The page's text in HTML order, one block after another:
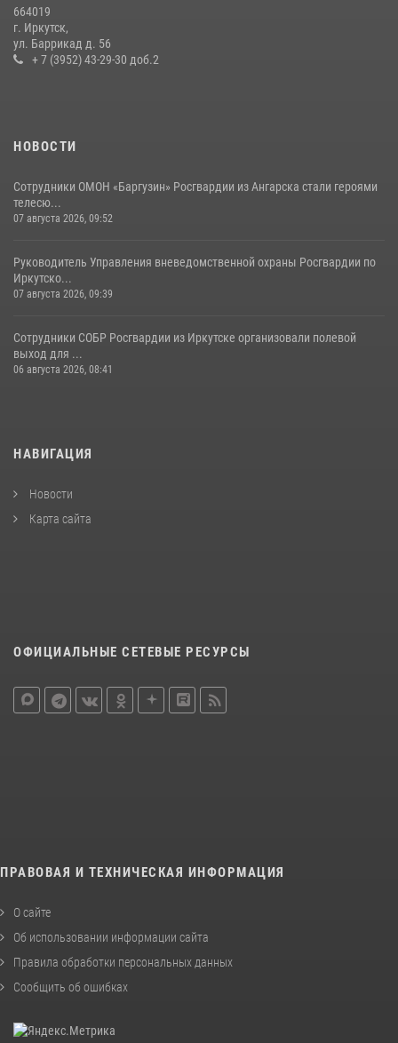
Сотрудники СОБР «Байкал» Росгвардии отработали ликвидацию
условных диверсионных групп в различных условиях местности
664019
г. Иркутск,
ул. Баррикад д. 56
+ 7 (3952) 43-29-30 доб.2
НОВОСТИ
Сотрудники ОМОН «Баргузин» Росгвардии из Ангарска стали героями
телесю...
07 августа 2026, 09:52
Руководитель Управления вневедомственной охраны Росгвардии по
Иркутско...
07 августа 2026, 09:39
Сотрудники СОБР Росгвардии из Иркутске организовали полевой
выход для ...
06 августа 2026, 08:41
НАВИГАЦИЯ
Новости
Карта сайта
ОФИЦИАЛЬНЫЕ СЕТЕВЫЕ РЕСУРСЫ
ПРАВОВАЯ И ТЕХНИЧЕСКАЯ ИНФОРМАЦИЯ
О сайте
Об использовании информации сайта
Правила обработки персональных данных
Сообщить об ошибках